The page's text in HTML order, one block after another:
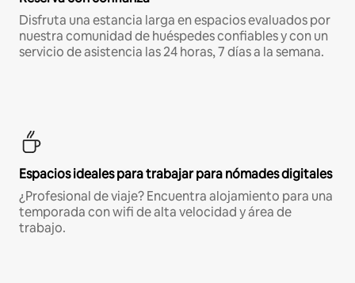
Disfruta una estancia larga en espacios evaluados por
nuestra comunidad de huéspedes confiables y con un
servicio de asistencia las 24 horas, 7 días a la semana.
Espacios ideales para trabajar para nómades digitales
¿Profesional de viaje? Encuentra alojamiento para una
temporada con wifi de alta velocidad y área de
trabajo.